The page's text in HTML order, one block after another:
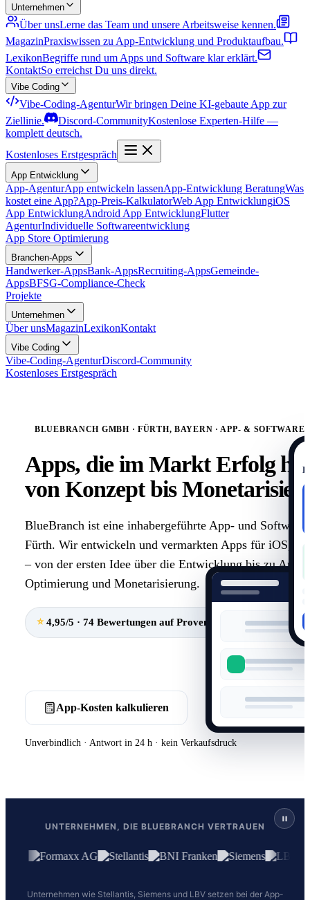
Unternehmen
Über unsLerne das Team und unsere Arbeitsweise kennen.
MagazinPraxiswissen zu App-Entwicklung und Produktaufbau.
LexikonBegriffe rund um Apps und Software klar erklärt.
KontaktSo erreichst Du uns direkt.
Vibe Coding
Vibe-Coding-AgenturWir bringen Deine KI-gebaute App zur
Ziellinie.
Discord-CommunityKostenlose Experten-Hilfe —
komplett deutsch.
Kostenloses Erstgespräch
App Entwicklung
App-AgenturApp entwickeln lassenApp-Entwicklung BeratungWas
kostet eine App?App-Preis-KalkulatorWeb App EntwicklungiOS
App EntwicklungAndroid App EntwicklungFlutter
AgenturIndividuelle Softwareentwicklung
App Store Optimierung
Branchen-Apps
Handwerker-AppsBank-AppsRecruiting-AppsGemeinde-
AppsBFSG-Compliance-Check
Projekte
Unternehmen
Über unsMagazinLexikonKontakt
Vibe Coding
Vibe-Coding-AgenturDiscord-Community
Kostenloses Erstgespräch
BLUEBRANCH GMBH · FÜRTH, BAYERN · APP- &
Apps, die im MarktErfolg
von Konzept bis
BlueBranch ist eine inhabergeführte App- und
Fürth. Wir entwickeln und vermarkten Apps für iOS,
– von der ersten Idee über die Entwicklung bis zu App
Optimierung und Monetarisierung.
⭐4,95/5 · 74 Bewertungen auf ProvenExpert · Top-
App-Kosten kalkulieren
Unverbindlich · Antwort in 24 h · kein Verkaufsdruck
UNTERNEHMEN, DIE BLUEBRANCH VERTRAUEN
Unternehmen wie Stellantis, Siemens und LBV setzen bei der App-